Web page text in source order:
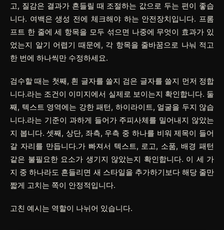
고, 질감은 결과가 흔들릴 때 조절하는 값으로 두는 편이 좋습
니다. 여백은 생성 전에 체크해야 하는 안전장치입니다. 프롬
프트 한 줄에 세 항목을 모두 섞으면 나중에 무엇이 효과가 있
었는지 알기 어렵기 때문에, 각 항목을 줄바꿈으로 나눠 적고
한 번에 하나씩만 수정하세요.
검수할 때는 첫째, 흰 글자를 쓸지 검은 글자를 쓸지 먼저 정합
니다.라는 조건이 이미지에서 실제로 보이는지 확인합니다. 둘
째, 텍스트 영역에는 강한 패턴, 하이라이트, 얼굴을 두지 않습
니다.라는 기준이 과하게 들어가 주피사체를 밀어내지 않았는
지 봅니다. 셋째, 상단, 좌측, 우측 중 하나를 비워 제목이 들어
갈 자리를 만듭니다.가 빠져서 텍스트, 로고, 소품, 배경 패턴
같은 불필요한 요소가 생기지 않았는지 확인합니다. 이 세 가
지 중 하나라도 흔들리면 새 스타일을 추가하기보다 해당 줄만
짧게 고치는 쪽이 안정적입니다.
고친 예시는 역할이 나뉘어 있습니다.